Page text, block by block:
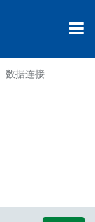
数据连接